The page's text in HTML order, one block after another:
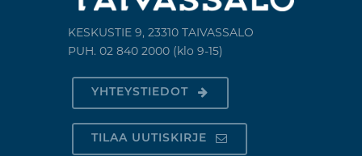
KESKUSTIE 9, 23310 TAIVASSALO
PUH. 02 840 2000 (klo 9-15)
YHTEYSTIEDOT
TILAA UUTISKIRJE